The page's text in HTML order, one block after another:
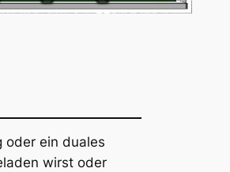
oder ein duales
wirst oder